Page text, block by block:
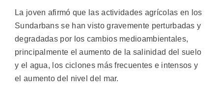
La joven afirmó que las actividades agrícolas en los
Sundarbans se han visto gravemente perturbadas y
degradadas por los cambios medioambientales,
principalmente el aumento de la salinidad del suelo
y el agua, los ciclones más frecuentes e intensos y
el aumento del nivel del mar.